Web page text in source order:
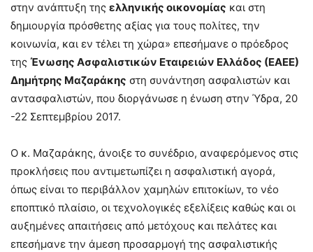
στην ανάπτυξη της ελληνικής οικονομίας και στη
δημιουργία πρόσθετης αξίας για τους πολίτες, την
κοινωνία, και εν τέλει τη χώρα» επεσήμανε ο πρόεδρος
της Ένωσης Ασφαλιστικών Εταιρειών Ελλάδος (ΕΑΕΕ)
Δημήτρης Μαζαράκης στη συνάντηση ασφαλιστών και
αντασφαλιστών, που διοργάνωσε η ένωση στην Ύδρα, 20
-22 Σεπτεμβρίου 2017.
Ο κ. Μαζαράκης, άνοιξε το συνέδριο, αναφερόμενος στις
προκλήσεις που αντιμετωπίζει η ασφαλιστική αγορά,
όπως είναι το περιβάλλον χαμηλών επιτοκίων, το νέο
εποπτικό πλαίσιο, οι τεχνολογικές εξελίξεις καθώς και οι
αυξημένες απαιτήσεις από μετόχους και πελάτες και
επεσήμανε την άμεση προσαρμογή της ασφαλιστικής